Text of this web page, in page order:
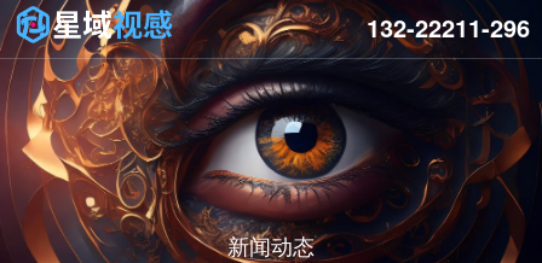
新闻动态
132-22211-296